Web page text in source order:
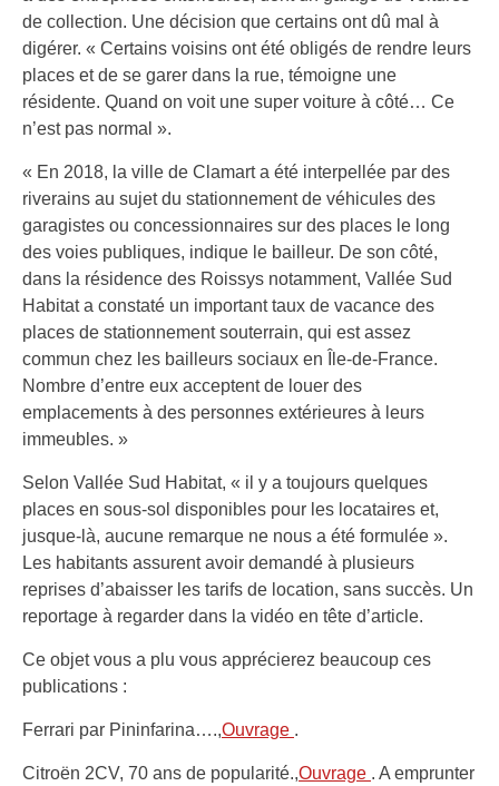
de collection. Une décision que certains ont dû mal à
digérer. « Certains voisins ont été obligés de rendre leurs
places et de se garer dans la rue, témoigne une
résidente. Quand on voit une super voiture à côté… Ce
n’est pas normal ».
« En 2018, la ville de Clamart a été interpellée par des
riverains au sujet du stationnement de véhicules des
garagistes ou concessionnaires sur des places le long
des voies publiques, indique le bailleur. De son côté,
dans la résidence des Roissys notamment, Vallée Sud
Habitat a constaté un important taux de vacance des
places de stationnement souterrain, qui est assez
commun chez les bailleurs sociaux en Île-de-France.
Nombre d’entre eux acceptent de louer des
emplacements à des personnes extérieures à leurs
immeubles. »
Selon Vallée Sud Habitat, « il y a toujours quelques
places en sous-sol disponibles pour les locataires et,
jusque-là, aucune remarque ne nous a été formulée ».
Les habitants assurent avoir demandé à plusieurs
reprises d’abaisser les tarifs de location, sans succès. Un
reportage à regarder dans la vidéo en tête d’article.
Ce objet vous a plu vous apprécierez beaucoup ces
publications :
Ferrari par Pininfarina….,Ouvrage .
Citroën 2CV, 70 ans de popularité.,Ouvrage . A emprunter